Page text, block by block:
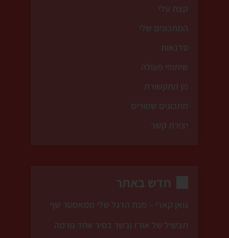
קצת עלי
המתכונים שלי
סדנאות
שיתופי פעולה
מן התקשורת
מתכונים שמורים
יצירת קשר
חדש באתר
גואן קארי – מנת הדגל שלי ממאסטר שף
תבשיל של אורז ובשר בסיר אחד גורמה